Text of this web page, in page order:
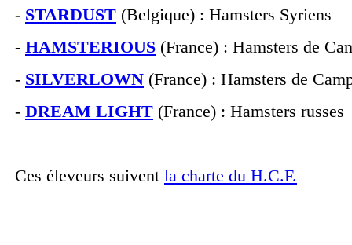
- STARDUST (Belgique) : Hamsters Syriens
- HAMSTERIOUS (France) : Hamsters de
- SILVERLOWN (France) : Hamsters de
- DREAM LIGHT (France) : Hamsters russes
Ces éleveurs suivent la charte du H.C.F.